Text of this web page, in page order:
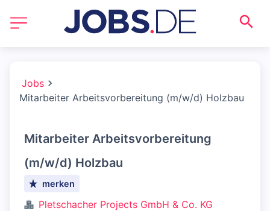
Jobs
Mitarbeiter Arbeitsvorbereitung (m/w/d) Holzbau
Mitarbeiter Arbeitsvorbereitung
(m/w/d) Holzbau
merken
Pletschacher Projects GmbH & Co. KG